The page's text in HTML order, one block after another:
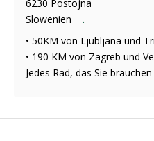
6230 Postojna
Slowenien
.
• 50KM von Ljubljana und
• 190 KM von Zagreb und
Jedes Rad, das Sie brauchen